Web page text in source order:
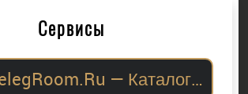
Сервисы
TelegRoom.Ru — Каталог Telegram-каналов для